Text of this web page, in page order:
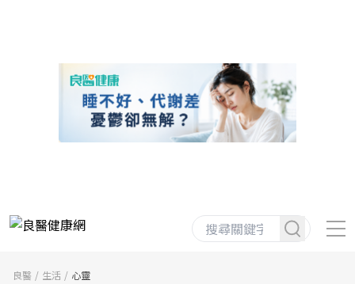
良醫 生活 心靈